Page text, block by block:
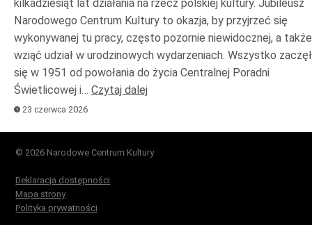
kilkadziesiąt lat działania na rzecz polskiej kultury. Jubileusz
Narodowego Centrum Kultury to okazja, by przyjrzeć się
wykonywanej tu pracy, często pozornie niewidocznej, a także
wziąć udział w urodzinowych wydarzeniach. Wszystko
się w 1951 od powołania do życia Centralnej Poradni
Świetlicowej i… Czytaj dalej
23 czerwca 2026
© 2026 Narodowe Centrum Kultury
Deklaracja dostępności
Mapa strony
Polityka prywatności